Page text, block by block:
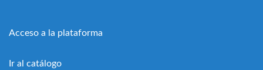
Acceso a la plataforma
Ir al catálogo